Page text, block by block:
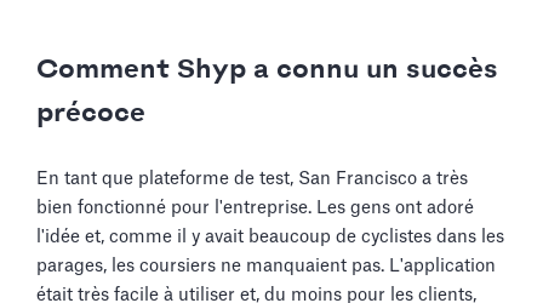
Comment Shyp a connu un succès
précoce
En tant que plateforme de test, San Francisco a très
bien fonctionné pour l'entreprise. Les gens ont adoré
l'idée et, comme il y avait beaucoup de cyclistes dans les
parages, les coursiers ne manquaient pas. L'application
était très facile à utiliser et, du moins pour les clients,